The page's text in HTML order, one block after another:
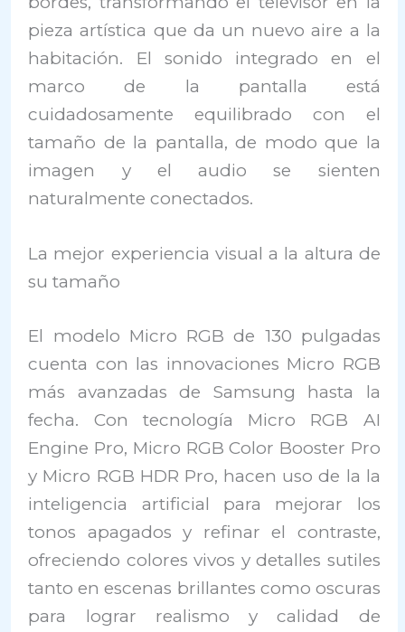
pieza artística que da un nuevo aire a la
habitación. El sonido integrado en el
marco de la pantalla está
cuidadosamente equilibrado con el
tamaño de la pantalla, de modo que la
imagen y el audio se sienten
naturalmente conectados.
La mejor experiencia visual a la altura de
su tamaño
El modelo Micro RGB de 130 pulgadas
cuenta con las innovaciones Micro RGB
más avanzadas de Samsung hasta la
fecha. Con tecnología Micro RGB AI
Engine Pro, Micro RGB Color Booster Pro
y Micro RGB HDR Pro, hacen uso de la la
inteligencia artificial para mejorar los
tonos apagados y refinar el contraste,
ofreciendo colores vivos y detalles sutiles
tanto en escenas brillantes como oscuras
para lograr realismo y calidad de